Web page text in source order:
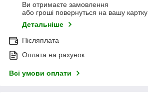
Ви отримаєте замовлення
або гроші повернуться на вашу картку
Детальніше
Післяплата
Оплата на рахунок
Всі умови оплати